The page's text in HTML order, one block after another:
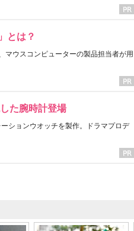
とは？
マウスコンピューターの製品担当者が用
た腕時計登場
ションウオッチを製作。ドラマプロデ